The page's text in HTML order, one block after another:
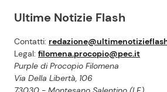
Ultime Notizie Flash
Contatti:
Legal: filomena.procopio@pec.it
Purple di Procopio Filomena
Via Della Libertà, 106